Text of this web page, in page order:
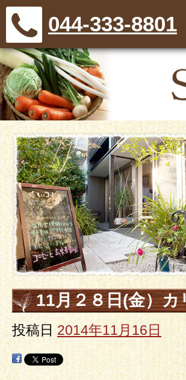
044-333-8801
11月２８日(金）
投稿日 2014年11月16日